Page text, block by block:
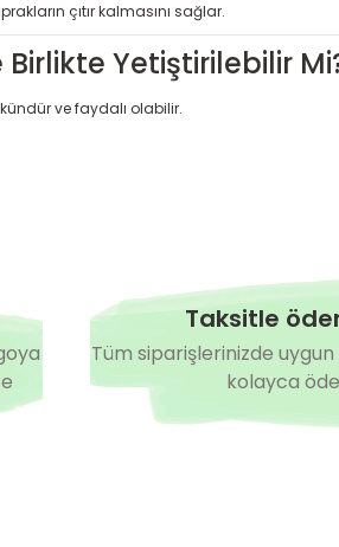
çıtır kalmasını sağlar.
Yetiştirilebilir
ve faydalı olabilir.
Taksitle
Tüm siparişlerinizde
kolayca